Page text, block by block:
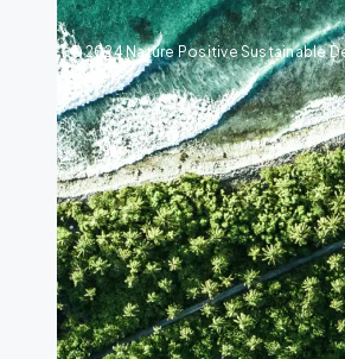
© 2024 Nature Positive Sustainable